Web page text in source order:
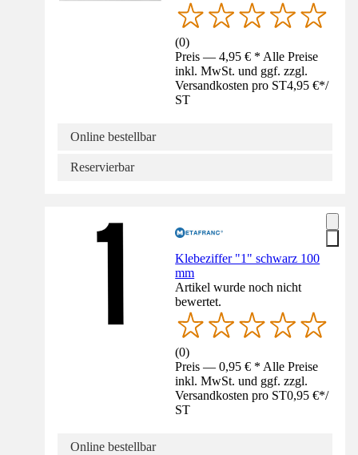
(0)
Preis — 4,95 € * Alle Preise
inkl. MwSt. und ggf. zzgl.
Versandkosten pro ST4,95 €*/
ST
Online bestellbar
Reservierbar
Klebeziffer "1" schwarz 100
mm
Artikel wurde noch nicht
bewertet.
(0)
Preis — 0,95 € * Alle Preise
inkl. MwSt. und ggf. zzgl.
Versandkosten pro ST0,95 €*/
ST
Online bestellbar